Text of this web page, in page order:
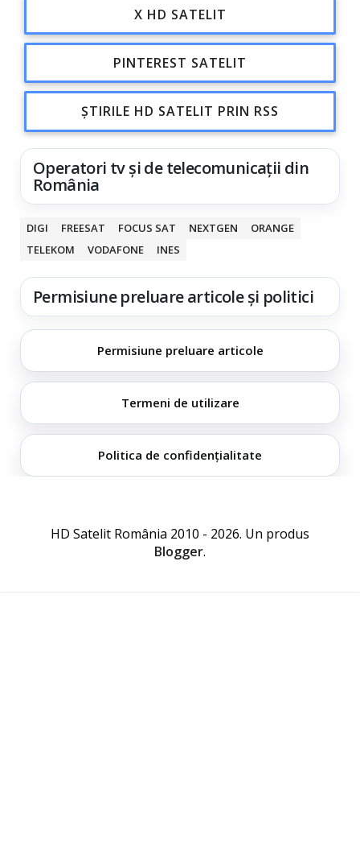
X HD SATELIT
PINTEREST SATELIT
ȘTIRILE HD SATELIT PRIN RSS
Operatori tv și de telecomunicații din
România
DIGI FREESAT FOCUS SAT NEXTGEN
ORANGE
TELEKOM
VODAFONE INES
Permisiune preluare articole și politici
Permisiune preluare articole
Termeni de utilizare
Politica de confidențialitate
HD Satelit România 2010 - 2026. Un produs
Blogger.